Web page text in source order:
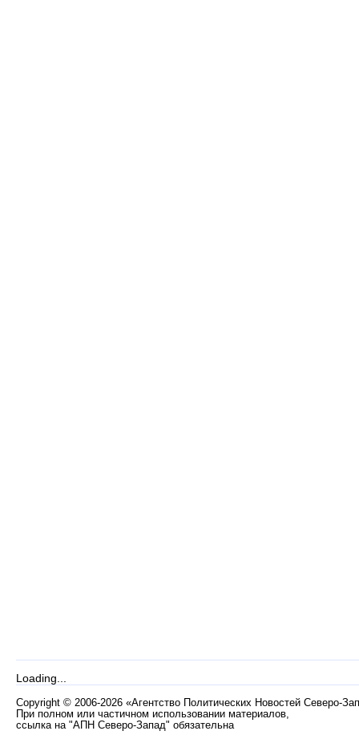
Loading...
Copyright © 2006-2026 «Агентство Политических Новостей Северо-
При полном или частичном использовании материалов,
ссылка на "АПН Северо-Запад" обязательна